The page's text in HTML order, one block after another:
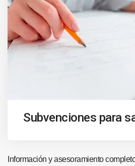
Subvenciones para
Información y asesoramiento